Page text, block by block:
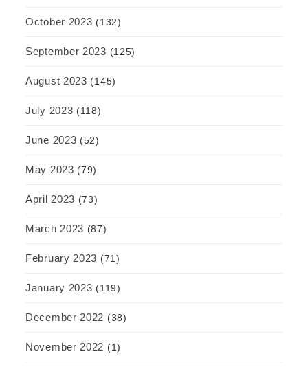
October 2023 (132)
September 2023 (125)
August 2023 (145)
July 2023 (118)
June 2023 (52)
May 2023 (79)
April 2023 (73)
March 2023 (87)
February 2023 (71)
January 2023 (119)
December 2022 (38)
November 2022 (1)